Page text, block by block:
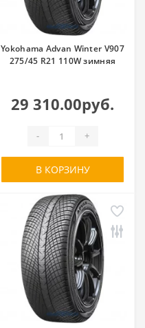
Yokohama Advan Winter V907
275/45 R21 110W зимняя
29 310.00руб.
- +
В КОРЗИНУ